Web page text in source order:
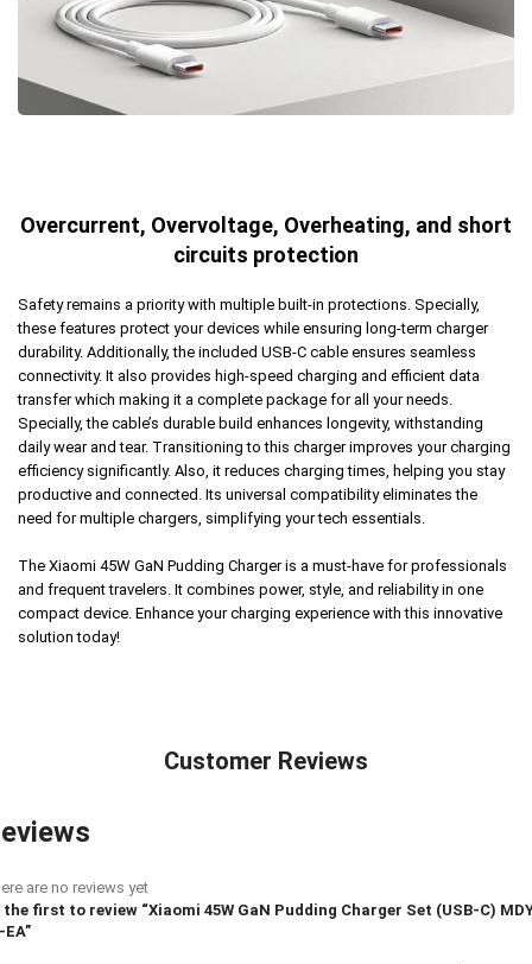
Overcurrent, Overvoltage, Overheating, and short
circuits protection
Safety remains a priority with multiple built-in protections. Specially,
these features protect your devices while ensuring long-term charger
durability. Additionally, the included USB-C cable ensures seamless
connectivity. It also provides high-speed charging and efficient data
transfer which making it a complete package for all your needs.
Specially, the cable’s durable build enhances longevity, withstanding
daily wear and tear. Transitioning to this charger improves your charging
efficiency significantly. Also, it reduces charging times, helping you stay
productive and connected. Its universal compatibility eliminates the
need for multiple chargers, simplifying your tech essentials.
The Xiaomi 45W GaN Pudding Charger is a must-have for professionals
and frequent travelers. It combines power, style, and reliability in one
compact device. Enhance your charging experience with this innovative
solution today!
Customer Reviews
are no reviews yet
the first to review “Xiaomi 45W GaN Pudding Charger Set (USB-C)
EA”